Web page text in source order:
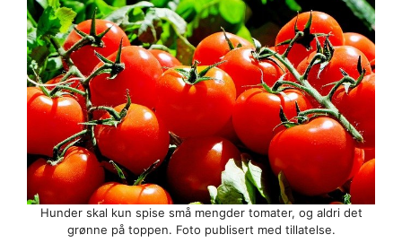
Hunder skal kun spise små mengder tomater, og aldri det
grønne på toppen. Foto publisert med tillatelse.